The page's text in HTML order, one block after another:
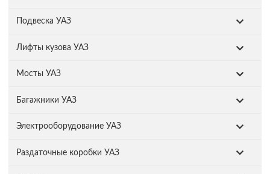
Подвеска УАЗ
Лифты кузова УАЗ
Мосты УАЗ
Багажники УАЗ
Электрооборудование УАЗ
Раздаточные коробки УАЗ